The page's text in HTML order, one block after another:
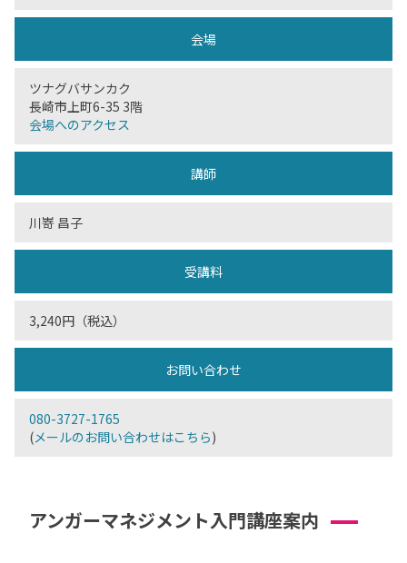
会場
ツナグバサンカク
長崎市上町6-35 3階
会場へのアクセス
講師
川嵜 昌子
受講料
3,240円（税込）
お問い合わせ
080-3727-1765
(メールのお問い合わせはこちら)
アンガーマネジメント入門講座案内